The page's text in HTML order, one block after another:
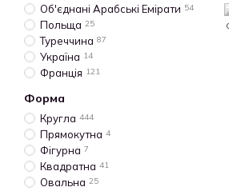
Об'єднані Арабські Емірати 54
Польща 25
Туреччина 87
Україна 14
Франція 121
Форма
Кругла 444
Прямокутна 4
Фігурна 7
Квадратна 41
Овальна 25